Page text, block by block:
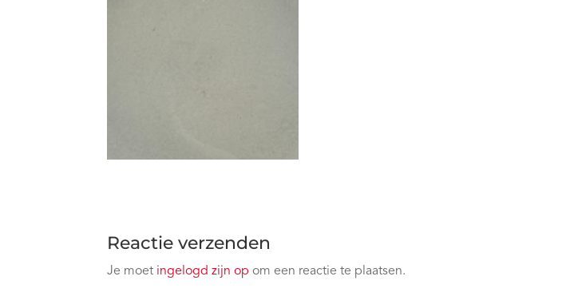
Reactie verzenden
Je moet ingelogd zijn op om een reactie te plaatsen.